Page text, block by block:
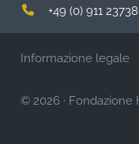
+49 (0) 911
Informazione legale
© 2026 · Fondazione